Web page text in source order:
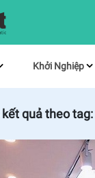
Khởi Nghiệp
kết quả theo tag: